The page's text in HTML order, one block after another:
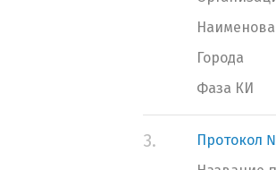
Города
Фаза КИ
3.
Протокол